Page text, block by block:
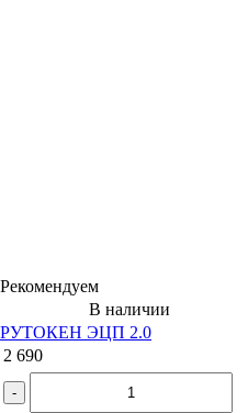
Рекомендуем
В наличии
РУТОКЕН ЭЦП 2.0
2 690
-